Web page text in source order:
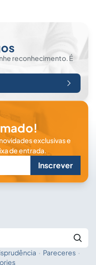
reconhecimento. É
exclusivas e
de entrada.
Inscrever
IA
· Pareceres ·